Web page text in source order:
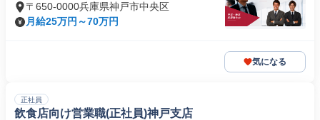
〒650-0000兵庫県神戸市中央区
月給25万円～70万円
気になる
正社員
飲食店向け営業職(正社員)神戸支店